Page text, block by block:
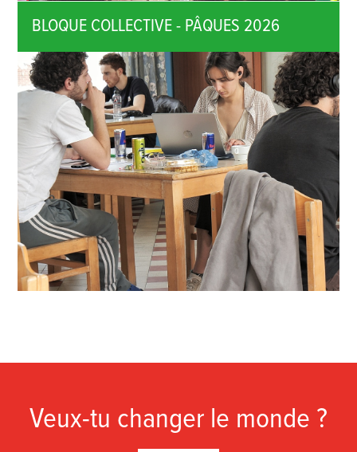
BLOQUE COLLECTIVE - PÂQUES 2026
Veux-tu changer le monde ?